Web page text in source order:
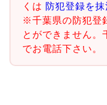
くは 防犯登録を
※千葉県の防犯登
とができません。
でお電話下さい。